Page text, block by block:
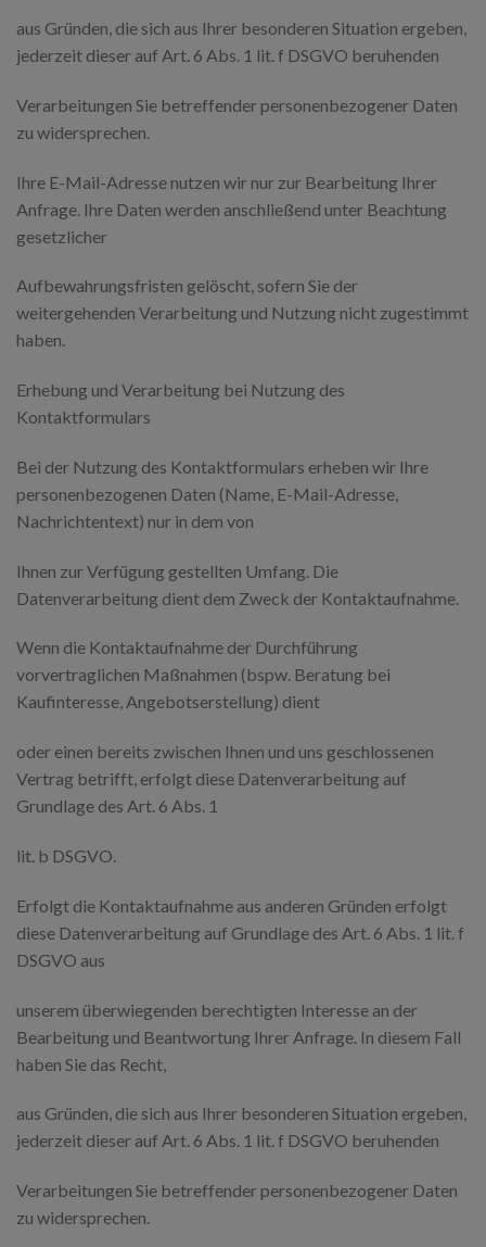
aus Gründen, die sich aus Ihrer besonderen Situation ergeben,
jederzeit dieser auf Art. 6 Abs. 1 lit. f DSGVO beruhenden
Verarbeitungen Sie betreffender personenbezogener Daten
zu widersprechen.
Ihre E-Mail-Adresse nutzen wir nur zur Bearbeitung Ihrer
Anfrage. Ihre Daten werden anschließend unter Beachtung
gesetzlicher
Aufbewahrungsfristen gelöscht, sofern Sie der
weitergehenden Verarbeitung und Nutzung nicht zugestimmt
haben.
Erhebung und Verarbeitung bei Nutzung des
Kontaktformulars
Bei der Nutzung des Kontaktformulars erheben wir Ihre
personenbezogenen Daten (Name, E-Mail-Adresse,
Nachrichtentext) nur in dem von
Ihnen zur Verfügung gestellten Umfang. Die
Datenverarbeitung dient dem Zweck der Kontaktaufnahme.
Wenn die Kontaktaufnahme der Durchführung
vorvertraglichen Maßnahmen (bspw. Beratung bei
Kaufinteresse, Angebotserstellung) dient
oder einen bereits zwischen Ihnen und uns geschlossenen
Vertrag betrifft, erfolgt diese Datenverarbeitung auf
Grundlage des Art. 6 Abs. 1
lit. b DSGVO.
Erfolgt die Kontaktaufnahme aus anderen Gründen erfolgt
diese Datenverarbeitung auf Grundlage des Art. 6 Abs. 1 lit. f
DSGVO aus
unserem überwiegenden berechtigten Interesse an der
Bearbeitung und Beantwortung Ihrer Anfrage. In diesem Fall
haben Sie das Recht,
aus Gründen, die sich aus Ihrer besonderen Situation ergeben,
jederzeit dieser auf Art. 6 Abs. 1 lit. f DSGVO beruhenden
Verarbeitungen Sie betreffender personenbezogener Daten
zu widersprechen.